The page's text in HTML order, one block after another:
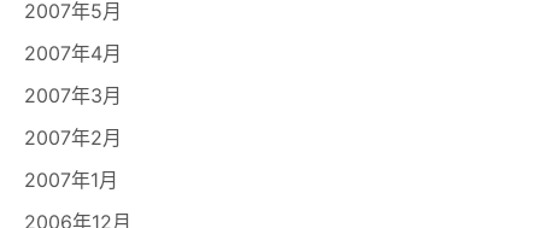
2007年5月
2007年4月
2007年3月
2007年2月
2007年1月
2006年12月